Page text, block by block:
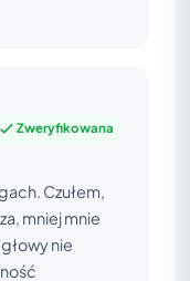
Zweryfikowana
Czułem,
mniej mnie
nie